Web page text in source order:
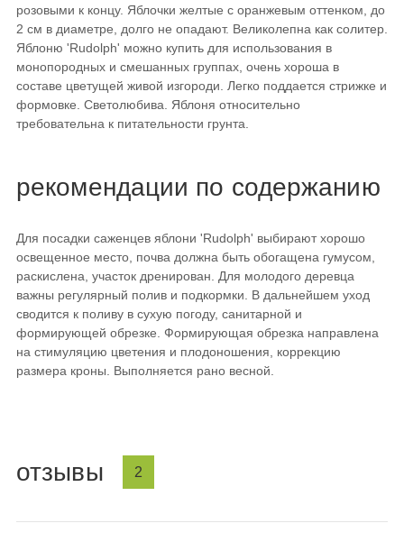
розовыми к концу. Яблочки желтые с оранжевым оттенком, до
2 см в диаметре, долго не опадают. Великолепна как солитер.
Яблоню 'Rudolph' можно купить для использования в
монопородных и смешанных группах, очень хороша в
составе цветущей живой изгороди. Легко поддается стрижке и
формовке. Светолюбива. Яблоня относительно
требовательна к питательности грунта.
рекомендации по содержанию
Для посадки саженцев яблони 'Rudolph' выбирают хорошо
освещенное место, почва должна быть обогащена гумусом,
раскислена, участок дренирован. Для молодого деревца
важны регулярный полив и подкормки. В дальнейшем уход
сводится к поливу в сухую погоду, санитарной и
формирующей обрезке. Формирующая обрезка направлена
на стимуляцию цветения и плодоношения, коррекцию
размера кроны. Выполняется рано весной.
отзывы 2